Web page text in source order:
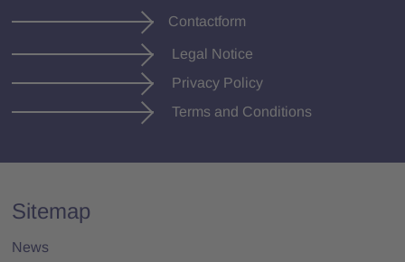
Contactform
Legal Notice
Privacy Policy
Terms and Conditions
Sitemap
News